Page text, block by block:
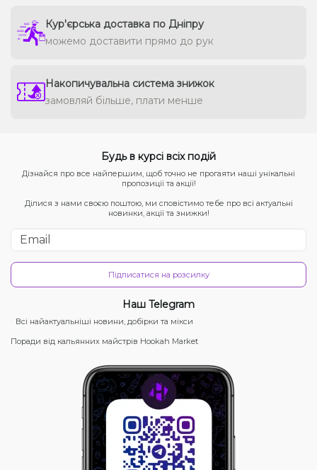
Кур'єрська доставка по Дніпру
можемо доставити прямо до рук
Накопичувальна система знижок
замовляй більше, плати менше
Будь в курсі всіх подій
Дізнайся про все найпершим, щоб точно не прогаяти наші унікальні
пропозиції та акції!
Ділися з нами своєю поштою, ми сповістимо тебе про всі актуальні
новинки, акції та знижки!
Підписатися на розсилку
Наш Telegram
Всі найактуальніші новини, добірки та мікси
Поради від кальянних майстрів Hookah Market